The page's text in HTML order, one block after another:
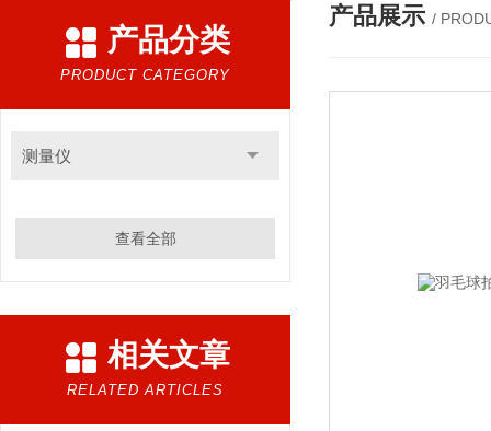
产品分类
PRODUCT CATEGORY
测量仪
查看全部
相关文章
RELATED ARTICLES
产品展示 /